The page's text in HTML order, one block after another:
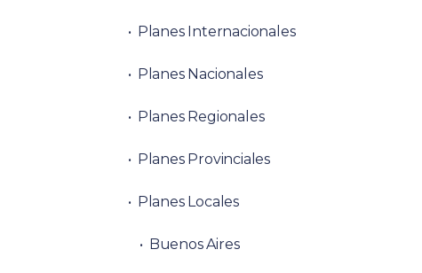
Planes Internacionales
Planes Nacionales
Planes Regionales
Planes Provinciales
Planes Locales
Buenos Aires